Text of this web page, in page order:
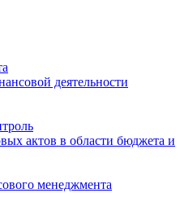
деятельности
актов в области бюджета и
менеджмента